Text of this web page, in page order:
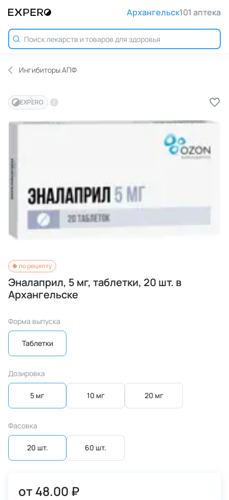
Архангельск101 аптека
Ингибиторы АПФ
EXPERO
по рецепту
Эналаприл, 5 мг, таблетки, 20 шт. в
Архангельске
Форма выпуска
Таблетки
Дозировка
5 мг 10 мг 20 мг
Фасовка
20 шт. 60 шт.
от 48.00 ₽